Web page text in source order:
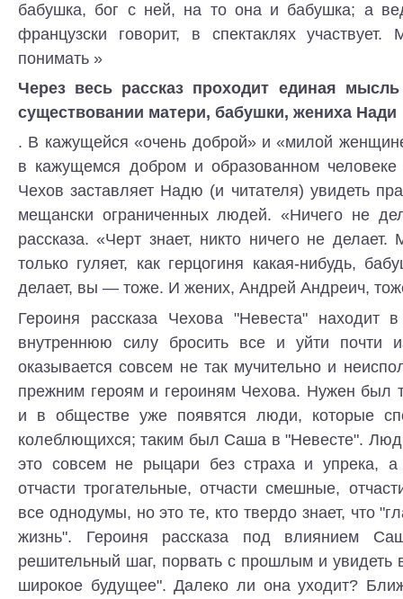
бабушка, бог с ней, на то она и бабушка; а
французски говорит, в спектаклях
понимать »
Через весь рассказ проходит единая
существовании матери, бабушки, жениха Нади
. В кажущейся «очень доброй» и «милой
в кажущемся добром и образованном
Чехов заставляет Надю (и читателя) увидеть
мещански ограниченных людей. «Ничего не
рассказа. «Черт знает, никто ничего не
только гуляет, как герцогиня какая-нибудь,
делает, вы — тоже. И жених, Андрей Андреич,
Героиня рассказа Чехова "Невеста" находит
внутреннюю силу бросить все и уйти почти
оказывается совсем не так мучительно и
прежним героям и героиням Чехова. Нужен был
и в обществе уже появятся люди, которые
колеблющихся; таким был Саша в "Невесте".
это совсем не рыцари без страха и упрека, а
отчасти трогательные, отчасти смешные,
все однодумы, но это те, кто твердо знает, что
жизнь". Героиня рассказа под влиянием
решительный шаг, порвать с прошлым и увидеть
широкое будущее". Далеко ли она уходит?